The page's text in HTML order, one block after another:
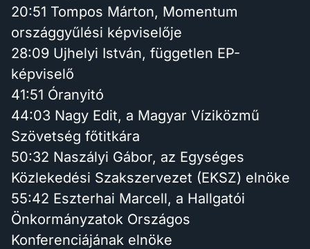
20:51 Tompos Márton, Momentum
országgyűlési képviselője
28:09 Ujhelyi István, független EP-
képviselő
41:51 Óranyitó
44:03 Nagy Edit, a Magyar Víziközmű
Szövetség főtitkára
50:32 Naszályi Gábor, az Egységes
Közlekedési Szakszervezet (EKSZ) elnöke
55:42 Eszterhai Marcell, a Hallgatói
Önkormányzatok Országos
Konferenciájának elnöke